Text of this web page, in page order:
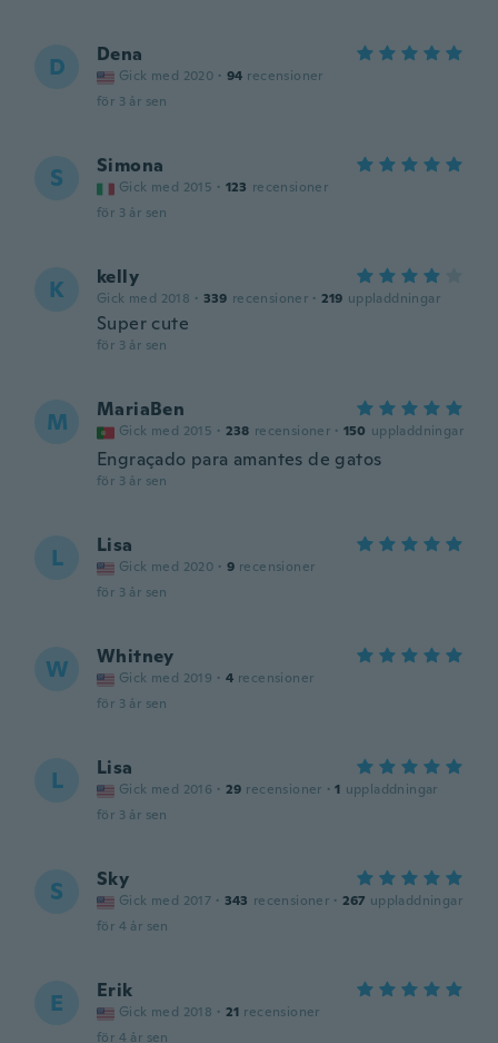
D Dena
Gick med 2020 · 94 recensioner
för 3 år sen
S Simona
Gick med 2015 · 123 recensioner
för 3 år sen
K kelly
Gick med 2018 · 339 recensioner · 219 uppladdningar
Super cute
för 3 år sen
M MariaBen
Gick med 2015 · 238 recensioner · 150 uppladdningar
Engraçado para amantes de gatos
för 3 år sen
L Lisa
Gick med 2020 · 9 recensioner
för 3 år sen
W Whitney
Gick med 2019 · 4 recensioner
för 3 år sen
L Lisa
Gick med 2016 · 29 recensioner · 1 uppladdningar
för 3 år sen
S Sky
Gick med 2017 · 343 recensioner · 267 uppladdningar
för 4 år sen
E Erik
Gick med 2018 · 21 recensioner
för 4 år sen